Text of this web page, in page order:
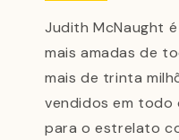
Judith McNaught
mais amadas de
mais de trinta
vendidos em todo
para o estrelato